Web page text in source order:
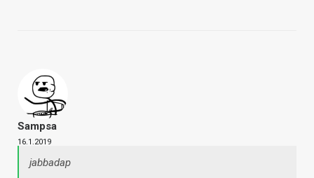
Sampsa
16.1.2019
jabbadap